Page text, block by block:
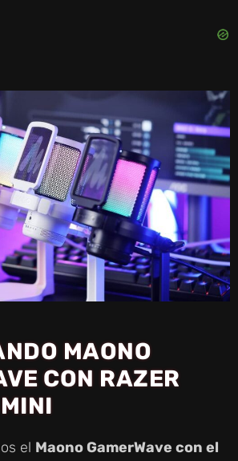
MAONO
CON RAZER
el Maono GamerWave con el